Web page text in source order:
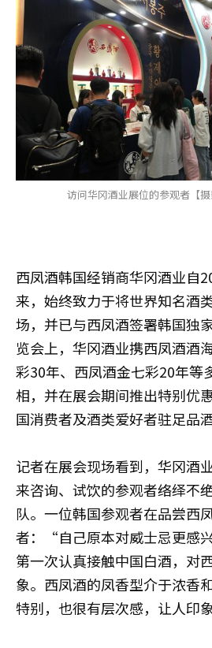
访问华冈酒业展位的参观者【摄
西凤酒韩国经销商华冈酒业自
来，始终致力于将世界知名酒
场，并已与西凤酒签署韩国独
览会上，华冈酒业携西凤酒酒
彩30年、西凤酒金七彩20年等
相，并在展会期间推出特别优
国消费者及酒类爱好者驻足品酒
记者在展会现场看到，华冈酒
来咨询、试饮的参观者络绎不
队。一位韩国参观者在品尝西
者：“自己原本对威士忌更感
第一次认真接触中国白酒，对
象。西凤酒的凤香型介于浓香
特别，也很有层次感，让人印